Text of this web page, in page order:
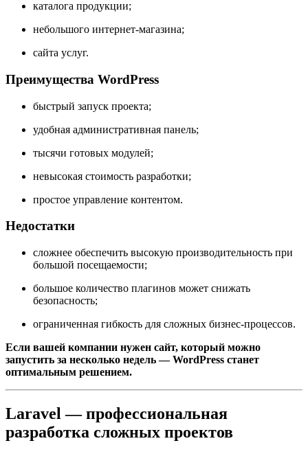
каталога продукции;
небольшого интернет-магазина;
сайта услуг.
Преимущества WordPress
быстрый запуск проекта;
удобная административная панель;
тысячи готовых модулей;
невысокая стоимость разработки;
простое управление контентом.
Недостатки
сложнее обеспечить высокую производительность при
большой посещаемости;
большое количество плагинов может снижать
безопасность;
ограниченная гибкость для сложных бизнес-процессов.
Если вашей компании нужен сайт, который можно
запустить за несколько недель — WordPress станет
оптимальным решением.
Laravel — профессиональная
разработка сложных проектов